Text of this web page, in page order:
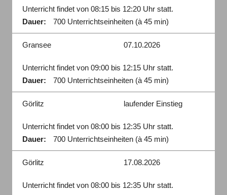
Unterricht findet von 08:15 bis 12:20 Uhr statt.
Dauer:
700 Unterrichtseinheiten (à 45 min)
Gransee 07.10.2026
Unterricht findet von 09:00 bis 12:15 Uhr statt.
Dauer:
700 Unterrichtseinheiten (à 45 min)
Görlitz laufender Einstieg
Unterricht findet von 08:00 bis 12:35 Uhr statt.
Dauer:
700 Unterrichtseinheiten (à 45 min)
Görlitz 17.08.2026
Unterricht findet von 08:00 bis 12:35 Uhr statt.